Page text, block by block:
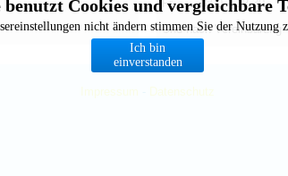
Fr
8:00 – 12.30
Und nach Vereinbarung
Impressum Datenschutz
benutzt Cookies und vergleichbare
nicht ändern stimmen Sie der Nutzung
Ich bin
einverstanden